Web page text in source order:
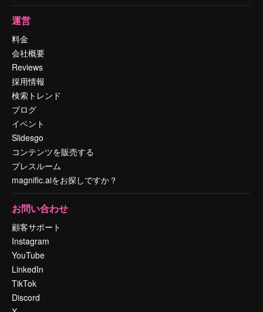
運営
料金
会社概要
Reviews
採用情報
検索トレンド
ブログ
イベント
Slidesgo
コンテンツを販売する
プレスルーム
magnific.aiをお探しですか？
お問い合わせ
顧客サポート
Instagram
YouTube
LinkedIn
TikTok
Discord